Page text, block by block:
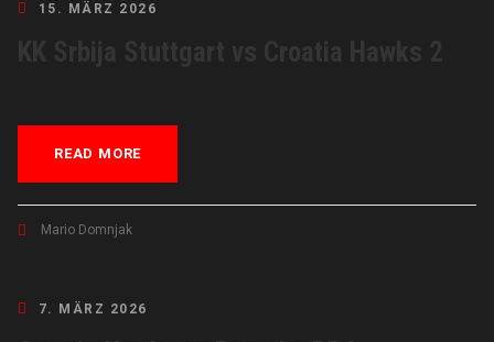
15. MÄRZ 2026
READ MORE
Mario Domnjak
7. MÄRZ 2026